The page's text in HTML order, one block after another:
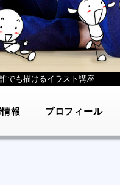
誰でも描けるイラスト講座
報 プロフィール